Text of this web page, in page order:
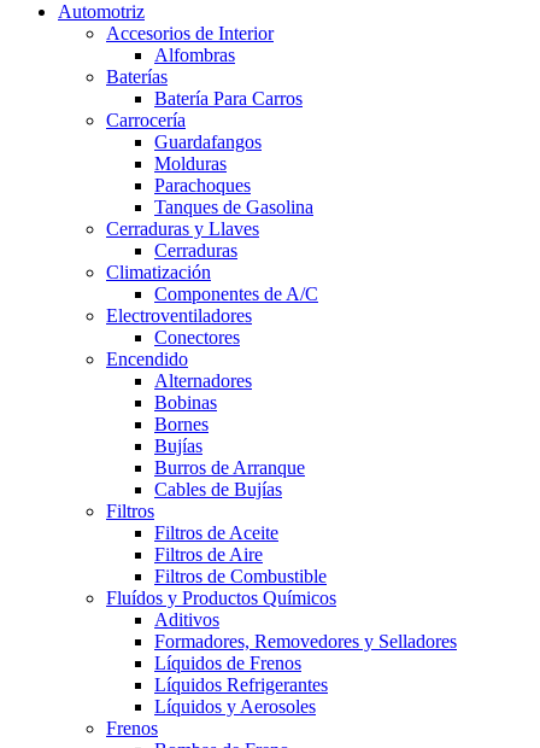
Automotriz
Accesorios de Interior
Alfombras
Baterías
Batería Para Carros
Carrocería
Guardafangos
Molduras
Parachoques
Tanques de Gasolina
Cerraduras y Llaves
Cerraduras
Climatización
Componentes de A/C
Electroventiladores
Conectores
Encendido
Alternadores
Bobinas
Bornes
Bujías
Burros de Arranque
Cables de Bujías
Filtros
Filtros de Aceite
Filtros de Aire
Filtros de Combustible
Fluídos y Productos Químicos
Aditivos
Formadores, Removedores y Selladores
Líquidos de Frenos
Líquidos Refrigerantes
Líquidos y Aerosoles
Frenos